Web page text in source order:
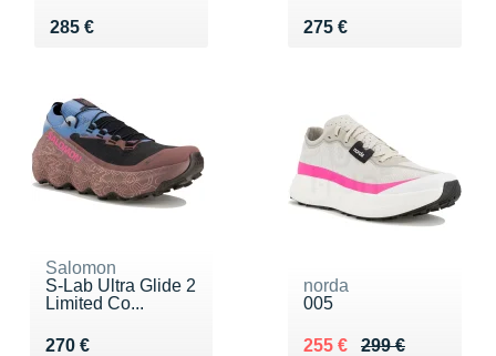
285 €
Vendu 285 € 275 €
Vendu 275 €
Salomon
S-Lab Ultra Glide 2
Limited Co...
270 €
Vendu 270 €
norda
005
299 €
Au lieu de 299 €
255 €
Vendu 255 €